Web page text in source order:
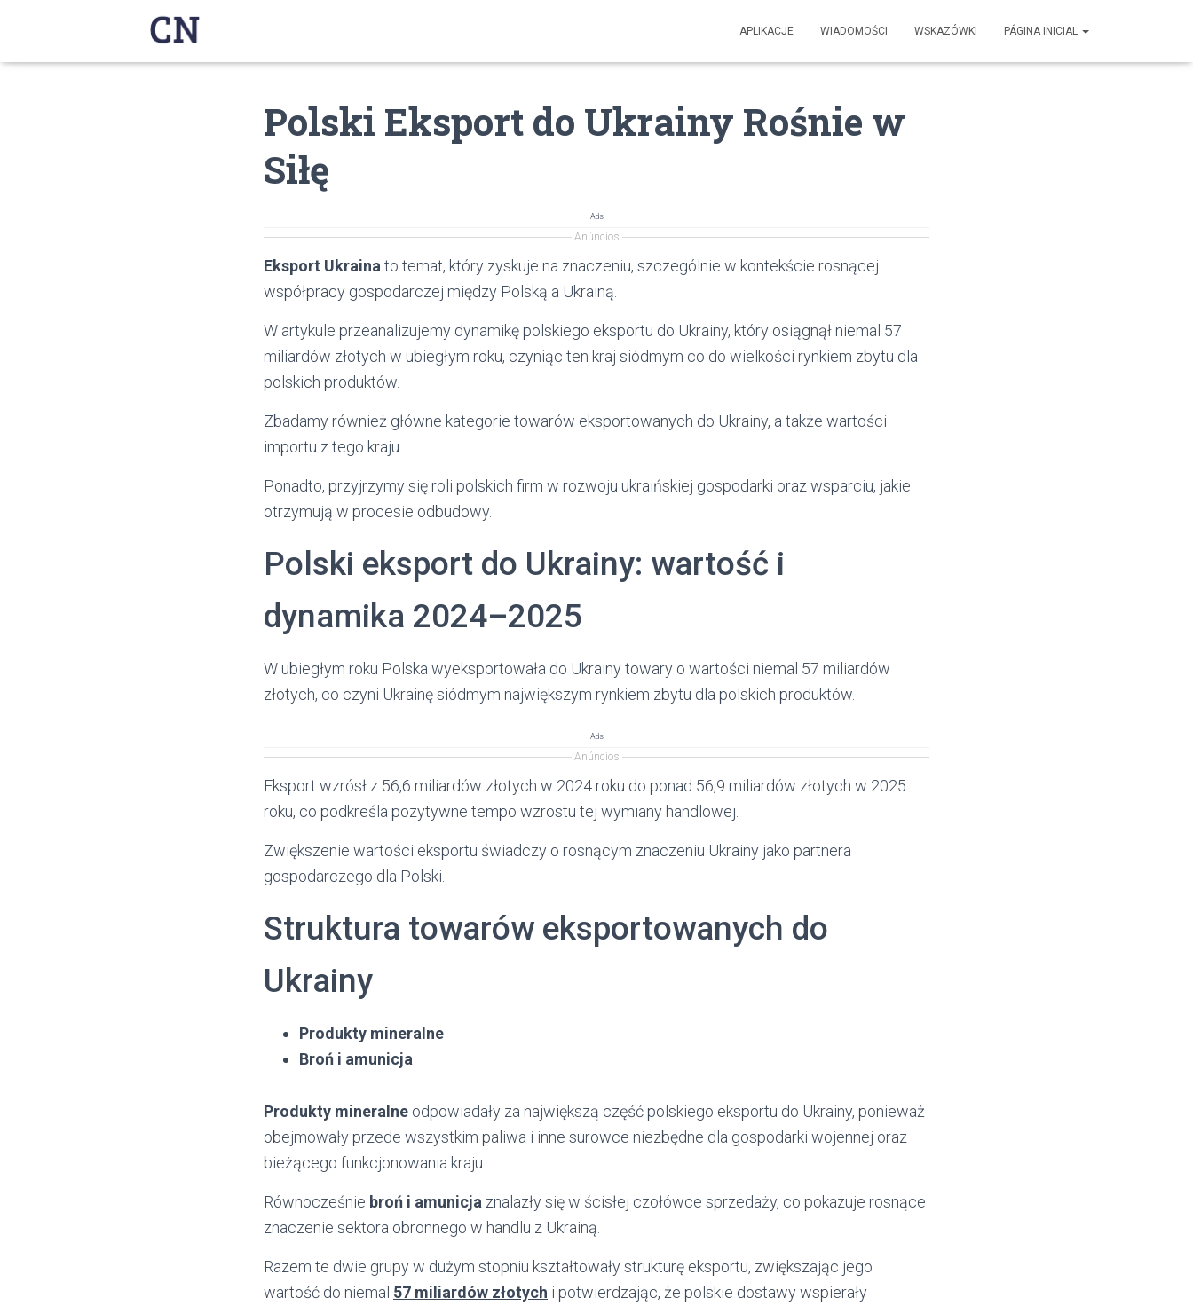
APLIKACJE WIADOMOŚCI WSKAZÓWKI PÁGINA INICIAL
Polski Eksport do Ukrainy Rośnie w
Siłę
Ads
Anúncios
Eksport Ukraina to temat, który zyskuje na znaczeniu, szczególnie w kontekście rosnącej
współpracy gospodarczej między Polską a Ukrainą.
W artykule przeanalizujemy dynamikę polskiego eksportu do Ukrainy, który osiągnął niemal 57
miliardów złotych w ubiegłym roku, czyniąc ten kraj siódmym co do wielkości rynkiem zbytu dla
polskich produktów.
Zbadamy również główne kategorie towarów eksportowanych do Ukrainy, a także wartości
importu z tego kraju.
Ponadto, przyjrzymy się roli polskich firm w rozwoju ukraińskiej gospodarki oraz wsparciu, jakie
otrzymują w procesie odbudowy.
Polski eksport do Ukrainy: wartość i
dynamika 2024–2025
W ubiegłym roku Polska wyeksportowała do Ukrainy towary o wartości niemal 57 miliardów
złotych, co czyni Ukrainę siódmym największym rynkiem zbytu dla polskich produktów.
Ads
Anúncios
Eksport wzrósł z 56,6 miliardów złotych w 2024 roku do ponad 56,9 miliardów złotych w 2025
roku, co podkreśla pozytywne tempo wzrostu tej wymiany handlowej.
Zwiększenie wartości eksportu świadczy o rosnącym znaczeniu Ukrainy jako partnera
gospodarczego dla Polski.
Struktura towarów eksportowanych do
Ukrainy
Produkty mineralne
Broń i amunicja
Produkty mineralne odpowiadały za największą część polskiego eksportu do Ukrainy, ponieważ
obejmowały przede wszystkim paliwa i inne surowce niezbędne dla gospodarki wojennej oraz
bieżącego funkcjonowania kraju.
Równocześnie broń i amunicja znalazły się w ścisłej czołówce sprzedaży, co pokazuje rosnące
znaczenie sektora obronnego w handlu z Ukrainą.
Razem te dwie grupy w dużym stopniu kształtowały strukturę eksportu, zwiększając jego
wartość do niemal 57 miliardów złotych i potwierdzając, że polskie dostawy wspierały